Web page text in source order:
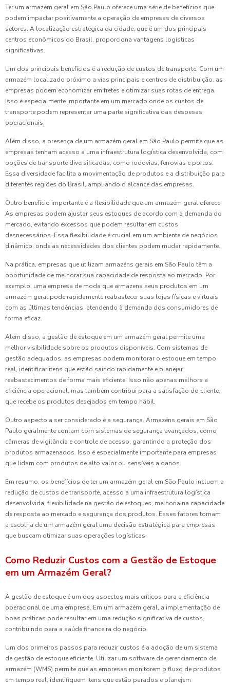
Ter um armazém geral em São Paulo oferece uma série de benefícios que
podem impactar positivamente a operação de empresas de diversos
setores. A localização estratégica da cidade, que é um dos principais
centros econômicos do Brasil, proporciona vantagens logísticas
significativas.
Um dos principais benefícios é a redução de custos de transporte. Com um
armazém localizado próximo a vias principais e centros de distribuição, as
empresas podem economizar em fretes e otimizar suas rotas de entrega.
Isso é especialmente importante em um mercado onde os custos de
transporte podem representar uma parte significativa das despesas
operacionais.
Além disso, a presença de um armazém geral em São Paulo permite que as
empresas tenham acesso a uma infraestrutura logística desenvolvida, com
opções de transporte diversificadas, como rodovias, ferrovias e portos.
Essa diversidade facilita a movimentação de produtos e a distribuição para
diferentes regiões do Brasil, ampliando o alcance das empresas.
Outro benefício importante é a flexibilidade que um armazém geral oferece.
As empresas podem ajustar seus estoques de acordo com a demanda do
mercado, evitando excessos que podem resultar em custos
desnecessários. Essa flexibilidade é crucial em um ambiente de negócios
dinâmico, onde as necessidades dos clientes podem mudar rapidamente.
Na prática, empresas que utilizam armazéns gerais em São Paulo têm a
oportunidade de melhorar sua capacidade de resposta ao mercado. Por
exemplo, uma empresa de moda que armazena seus produtos em um
armazém geral pode rapidamente reabastecer suas lojas físicas e virtuais
com as últimas tendências, atendendo à demanda dos consumidores de
forma eficaz.
Além disso, a gestão de estoque em um armazém geral permite uma
melhor visibilidade sobre os produtos disponíveis. Com sistemas de
gestão adequados, as empresas podem monitorar o estoque em tempo
real, identificar itens que estão saindo rapidamente e planejar
reabastecimentos de forma mais eficiente. Isso não apenas melhora a
eficiência operacional, mas também contribui para a satisfação do cliente,
que recebe os produtos desejados em tempo hábil.
Outro aspecto a ser considerado é a segurança. Armazéns gerais em São
Paulo geralmente contam com sistemas de segurança avançados, como
câmeras de vigilância e controle de acesso, garantindo a proteção dos
produtos armazenados. Isso é especialmente importante para empresas
que lidam com produtos de alto valor ou sensíveis a danos.
Em resumo, os benefícios de ter um armazém geral em São Paulo incluem a
redução de custos de transporte, acesso a uma infraestrutura logística
desenvolvida, flexibilidade na gestão de estoques, melhoria na capacidade
de resposta ao mercado e segurança dos produtos. Esses fatores tornam
a escolha de um armazém geral uma decisão estratégica para empresas
que buscam otimizar suas operações logísticas.
Como Reduzir Custos com a Gestão de Estoque
em um Armazém Geral?
A gestão de estoque é um dos aspectos mais críticos para a eficiência
operacional de uma empresa. Em um armazém geral, a implementação de
boas práticas pode resultar em uma redução significativa de custos,
contribuindo para a saúde financeira do negócio.
Um dos primeiros passos para reduzir custos é a adoção de um sistema
de gestão de estoque eficiente. Utilizar um software de gerenciamento de
armazém (WMS) permite que as empresas monitorem o fluxo de produtos
em tempo real, identifiquem itens que estão parados e planejem